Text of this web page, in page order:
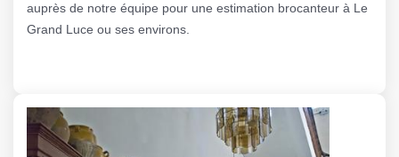
auprès de notre équipe pour une estimation brocanteur à Le
Grand Luce ou ses environs.